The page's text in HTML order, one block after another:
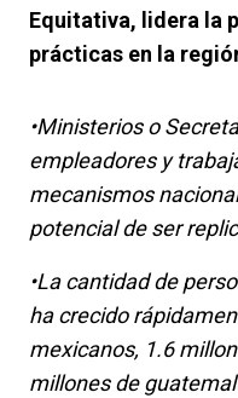
Equitativa, lidera la
prácticas en la
•Ministerios o
empleadores y
mecanismos
potencial de ser
•La cantidad de
ha crecido
mexicanos, 1.6
millones de